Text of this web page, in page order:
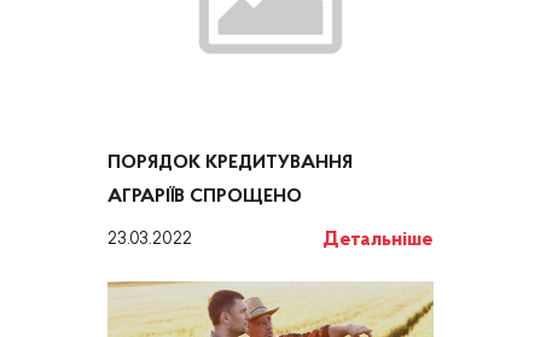
ПОРЯДОК КРЕДИТУВАННЯ
АГРАРІЇВ СПРОЩЕНО
23.03.2022 Детальніше